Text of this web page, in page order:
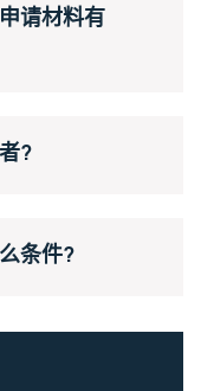
请材料有
?
条件?